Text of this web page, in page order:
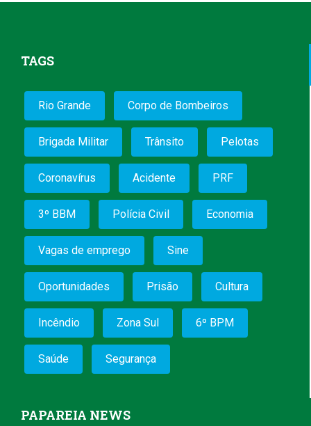
TAGS
Rio Grande Corpo de Bombeiros
Brigada Militar Trânsito Pelotas
Coronavírus Acidente PRF
3º BBM Polícia Civil Economia
Vagas de emprego Sine
Oportunidades Prisão Cultura
Incêndio Zona Sul 6º BPM
Saúde Segurança
PAPAREIA NEWS